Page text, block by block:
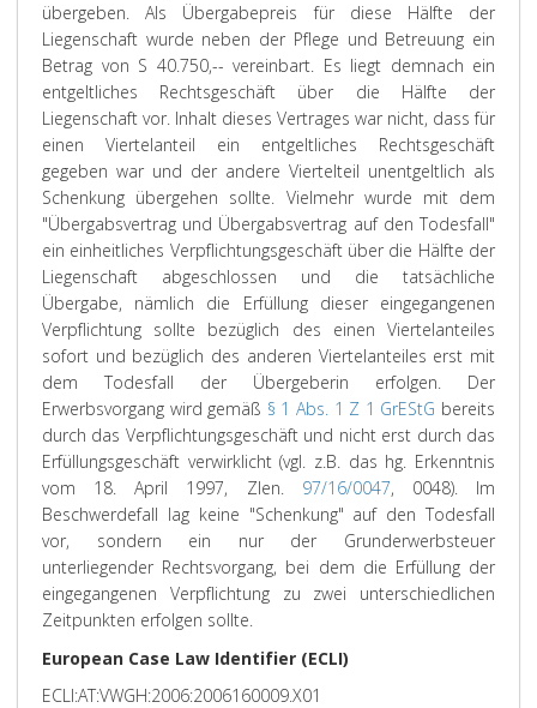
übergeben. Als Übergabepreis für diese Hälfte der
Liegenschaft wurde neben der Pflege und Betreuung ein
Betrag von S 40.750,-- vereinbart. Es liegt demnach ein
entgeltliches Rechtsgeschäft über die Hälfte der
Liegenschaft vor. Inhalt dieses Vertrages war nicht, dass für
einen Viertelanteil ein entgeltliches Rechtsgeschäft
gegeben war und der andere Viertelteil unentgeltlich als
Schenkung übergehen sollte. Vielmehr wurde mit dem
"Übergabsvertrag und Übergabsvertrag auf den Todesfall"
ein einheitliches Verpflichtungsgeschäft über die Hälfte der
Liegenschaft abgeschlossen und die tatsächliche
Übergabe, nämlich die Erfüllung dieser eingegangenen
Verpflichtung sollte bezüglich des einen Viertelanteiles
sofort und bezüglich des anderen Viertelanteiles erst mit
dem Todesfall der Übergeberin erfolgen. Der
Erwerbsvorgang wird gemäß § 1 Abs. 1 Z 1 GrEStG bereits
durch das Verpflichtungsgeschäft und nicht erst durch das
Erfüllungsgeschäft verwirklicht (vgl. z.B. das hg. Erkenntnis
vom 18. April 1997, Zlen. 97/16/0047, 0048). Im
Beschwerdefall lag keine "Schenkung" auf den Todesfall
vor, sondern ein nur der Grunderwerbsteuer
unterliegender Rechtsvorgang, bei dem die Erfüllung der
eingegangenen Verpflichtung zu zwei unterschiedlichen
Zeitpunkten erfolgen sollte.
European Case Law Identifier (ECLI)
ECLI:AT:VWGH:2006:2006160009.X01